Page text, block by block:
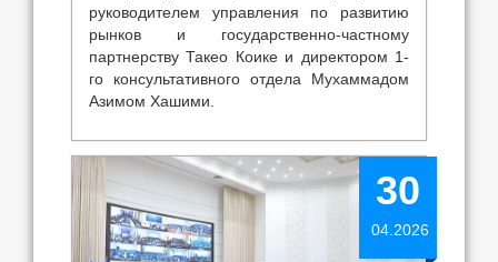
руководителем управления по развитию
рынков и государственно-частному
партнерству Такео Коике и директором 1-
го консультативного отдела Мухаммадом
Азимом Хашими.
30
04.2026